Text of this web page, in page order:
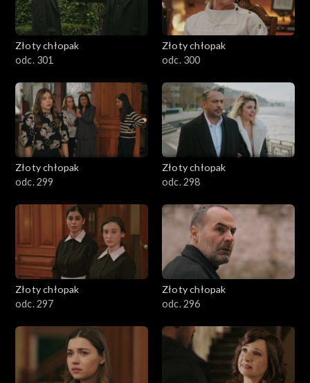
Złoty chłopak
odc. 301
Złoty chłopak
odc. 300
Złoty chłopak
odc. 299
Złoty chłopak
odc. 298
Złoty chłopak
odc. 297
Złoty chłopak
odc. 296